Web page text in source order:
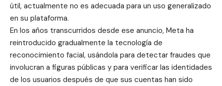
útil, actualmente no es adecuada para un uso generalizado
en su plataforma.
En los años transcurridos desde ese anuncio, Meta ha
reintroducido gradualmente la tecnología de
reconocimiento facial, usándola para detectar fraudes que
involucran a figuras públicas y para verificar las identidades
de los usuarios después de que sus cuentas han sido